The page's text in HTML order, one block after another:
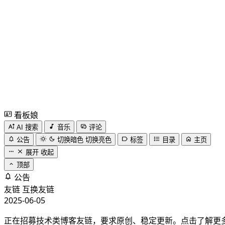
看板娘
AI 搜索 音乐
评论
公告
切换暗色 切换亮色 标签 目录
主页
展开 收起
顶部
公告
友链 互换友链
2025-06-05
正在招募技术类博客友链，要求原创、稳定更新。点击了解更